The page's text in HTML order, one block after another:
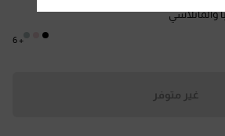
والماتلاسي
+ 6
غير متوفر